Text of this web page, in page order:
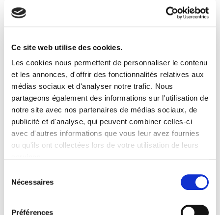
Ce site web utilise des cookies.
Les cookies nous permettent de personnaliser le contenu
et les annonces, d'offrir des fonctionnalités relatives aux
médias sociaux et d'analyser notre trafic. Nous
partageons également des informations sur l'utilisation de
notre site avec nos partenaires de médias sociaux, de
publicité et d'analyse, qui peuvent combiner celles-ci
avec d'autres informations que vous leur avez fournies
ou qu'ils ont collectées lors de votre utilisation de leurs
Nécessaires
Préférences